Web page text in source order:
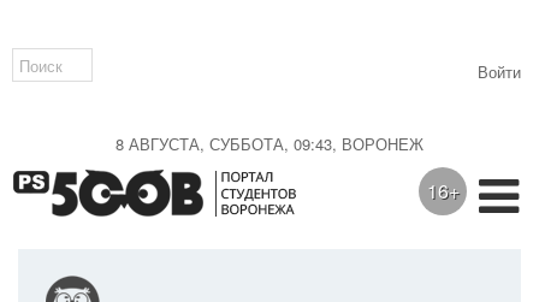
8 АВГУСТА, СУББОТА, 09:43, ВОРОНЕЖ
Войти
16+